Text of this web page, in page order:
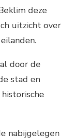
deze
uitzicht over
door de
stad en
nabijgelegen